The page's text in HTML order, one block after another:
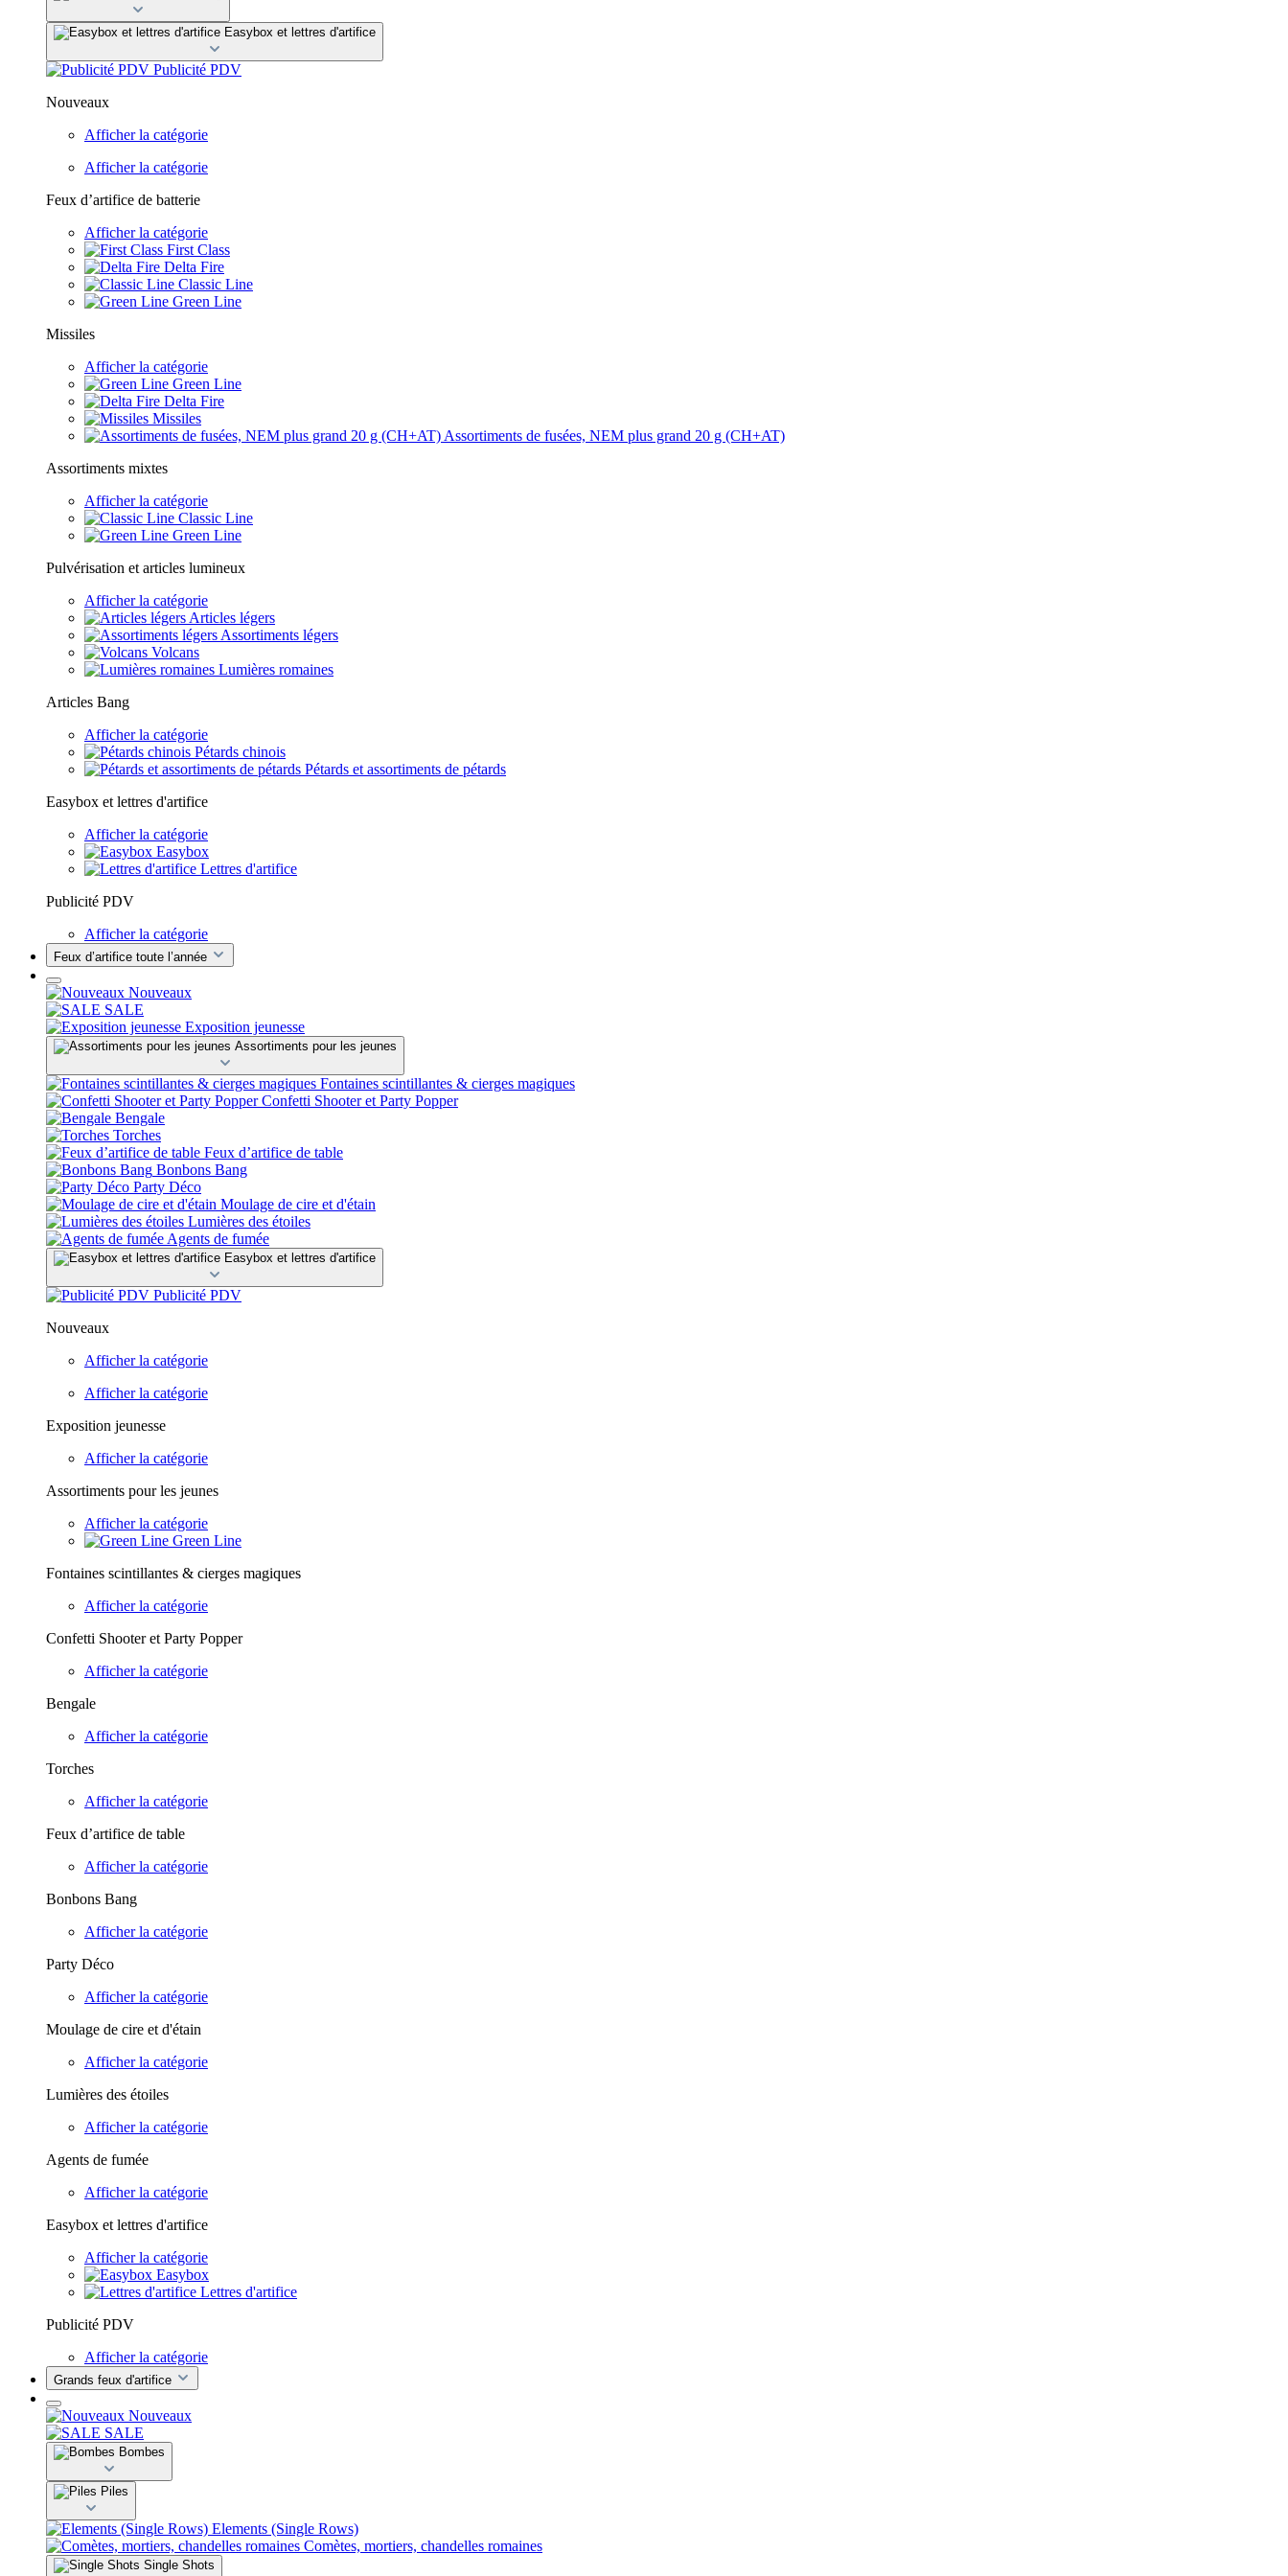
Easybox et lettres d'artifice
Publicité PDV
Nouveaux
Afficher la catégorie
Afficher la catégorie
Feux d’artifice de batterie
Afficher la catégorie
First Class
Delta Fire
Classic Line
Green Line
Missiles
Afficher la catégorie
Green Line
Delta Fire
Missiles
Assortiments de fusées, NEM plus grand 20 g (CH+AT)
Assortiments mixtes
Afficher la catégorie
Classic Line
Green Line
Pulvérisation et articles lumineux
Afficher la catégorie
Articles légers
Assortiments légers
Volcans
Lumières romaines
Articles Bang
Afficher la catégorie
Pétards chinois
Pétards et assortiments de pétards
Easybox et lettres d'artifice
Afficher la catégorie
Easybox
Lettres d'artifice
Publicité PDV
Afficher la catégorie
Feux d’artifice toute l’année
Nouveaux
SALE
Exposition jeunesse
Assortiments pour les jeunes
Fontaines scintillantes & cierges magiques
Confetti Shooter et Party Popper
Bengale
Torches
Feux d’artifice de table
Bonbons Bang
Party Déco
Moulage de cire et d'étain
Lumières des étoiles
Agents de fumée
Easybox et lettres d'artifice
Publicité PDV
Nouveaux
Afficher la catégorie
Afficher la catégorie
Exposition jeunesse
Afficher la catégorie
Assortiments pour les jeunes
Afficher la catégorie
Green Line
Fontaines scintillantes & cierges magiques
Afficher la catégorie
Confetti Shooter et Party Popper
Afficher la catégorie
Bengale
Afficher la catégorie
Torches
Afficher la catégorie
Feux d’artifice de table
Afficher la catégorie
Bonbons Bang
Afficher la catégorie
Party Déco
Afficher la catégorie
Moulage de cire et d'étain
Afficher la catégorie
Lumières des étoiles
Afficher la catégorie
Agents de fumée
Afficher la catégorie
Easybox et lettres d'artifice
Afficher la catégorie
Easybox
Lettres d'artifice
Publicité PDV
Afficher la catégorie
Grands feux d'artifice
Nouveaux
SALE
Bombes
Piles
Elements (Single Rows)
Comètes, mortiers, chandelles romaines
Single Shots